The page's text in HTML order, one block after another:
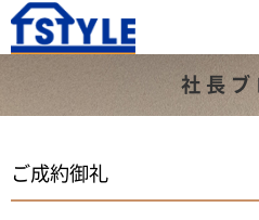
社長ブ
ご成約御礼